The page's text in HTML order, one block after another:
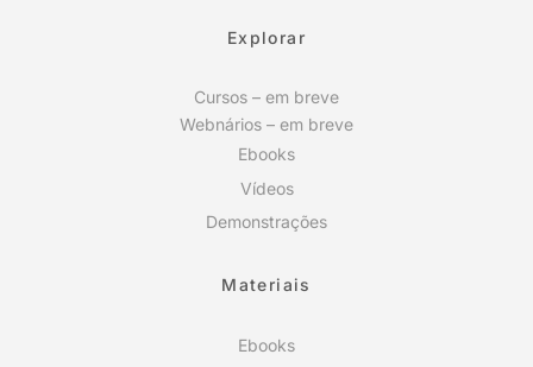
Explorar
Cursos – em breve
Webnários – em breve
Ebooks
Vídeos
Demonstrações
Materiais
Ebooks